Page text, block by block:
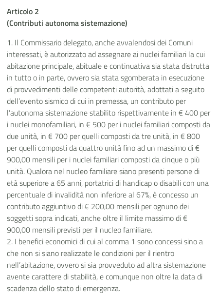
Articolo 2
(Contributi autonoma sistemazione)
1. Il Commissario delegato, anche avvalendosi dei Comuni
interessati, è autorizzato ad assegnare ai nuclei familiari la cui
abitazione principale, abituale e continuativa sia stata distrutta
in tutto o in parte, ovvero sia stata sgomberata in esecuzione
di provvedimenti delle competenti autorità, adottati a seguito
dell’evento sismico di cui in premessa, un contributo per
l’autonoma sistemazione stabilito rispettivamente in € 400 per
i nuclei monofamiliari, in € 500 per i nuclei familiari composti da
due unità, in € 700 per quelli composti da tre unità, in € 800
per quelli composti da quattro unità fino ad un massimo di €
900,00 mensili per i nuclei familiari composti da cinque o più
unità. Qualora nel nucleo familiare siano presenti persone di
età superiore a 65 anni, portatrici di handicap o disabili con una
percentuale di invalidità non inferiore al 67%, è concesso un
contributo aggiuntivo di € 200,00 mensili per ognuno dei
soggetti sopra indicati, anche oltre il limite massimo di €
900,00 mensili previsti per il nucleo familiare.
2. I benefici economici di cui al comma 1 sono concessi sino a
che non si siano realizzate le condizioni per il rientro
nell’abitazione, ovvero si sia provveduto ad altra sistemazione
avente carattere di stabilità, e comunque non oltre la data di
scadenza dello stato di emergenza.